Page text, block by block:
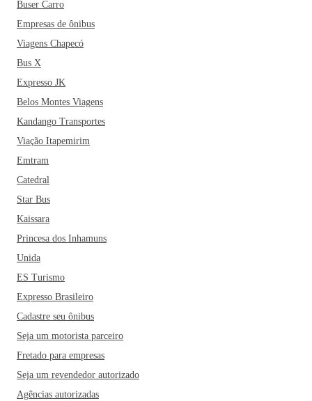
Lafaiete é tentador. São tantas opções deliciosas que o
paraíso gastronômico proporciona, que a dica é conhecer um
pouquinho de cada cultura representada por meio das
comidas e restaurantes típicos. Dentre elas é possível provar,
destino que você precisa conhecer em sua próxima viagem.
Bora fazer as malas?
Buser Carro
Empresas de ônibus
Viagens Chapecó
Bus X
Expresso JK
Belos Montes Viagens
Kandango Transportes
Viação Itapemirim
Emtram
Catedral
Star Bus
Kaissara
Princesa dos Inhamuns
Unida
ES Turismo
Expresso Brasileiro
Cadastre seu ônibus
Seja um motorista parceiro
Fretado para empresas
Seja um revendedor autorizado
Agências autorizadas